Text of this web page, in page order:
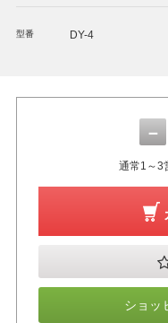
型番 DY-4
－
通常1～3
ショッ